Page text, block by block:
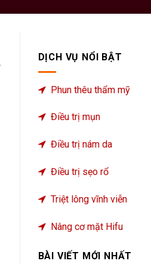
DỊCH VỤ NỔI BẬT
Phun thêu thẩm mỹ
Điều trị mụn
Điều trị nám da
Điều trị sẹo rổ
Triệt lông vĩnh viễn
Nâng cơ mặt Hifu
BÀI VIẾT MỚI NHẤT